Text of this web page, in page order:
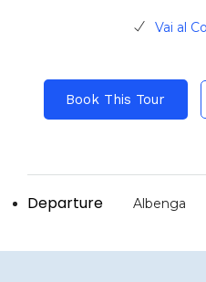
Vai al
Book This Tour
Departure Albenga